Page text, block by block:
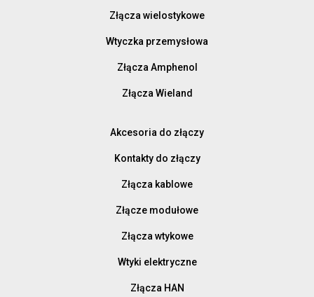
Złącza wielostykowe
Wtyczka przemysłowa
Złącza Amphenol
Złącza Wieland
Akcesoria do złączy
Kontakty do złączy
Złącza kablowe
Złącze modułowe
Złącza wtykowe
Wtyki elektryczne
Złącza HAN